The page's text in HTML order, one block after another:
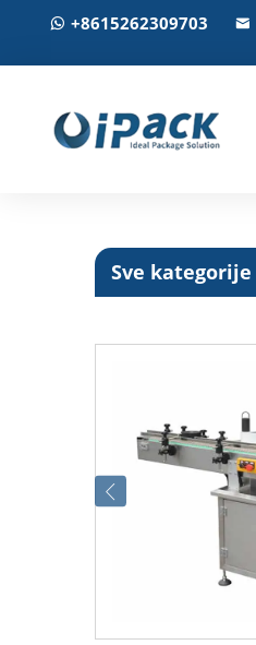
+8615262309703
Sve kategorije